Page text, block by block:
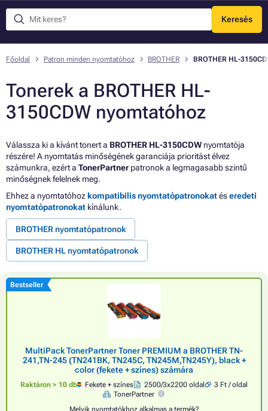
Keresés
Menü
Főoldal Patron minden nyomtatóhoz BROTHER BROTHER HL-
Tonerek a BROTHER HL-
3150CDW nyomtatóhoz
Válassza ki a kívánt tonert a BROTHER HL-3150CDW nyomtatója
részére! A nyomtatás minőségének garanciája prioritást élvez
számunkra, ezért a TonerPartner patronok a legmagasabb szintű
minőségnek felelnek meg.
Ehhez a nyomtatóhoz kompatibilis nyomtatópatronokatéseredeti
nyomtatópatronokat kínálunk.
BROTHER nyomtatópatronok
BROTHER HL nyomtatópatronok
Bestseller
MultiPack TonerPartner Toner PREMIUM a BROTHER TN-
241,TN-245 (TN241BK, TN245C, TN245M,TN245Y), black +
color (fekete + színes) számára
Raktáron > 10 db Fekete + színes 2500/3x2200 oldal
3 Ft / oldal
TonerPartner
Melyik nyomtatókhoz alkalmas a termék?